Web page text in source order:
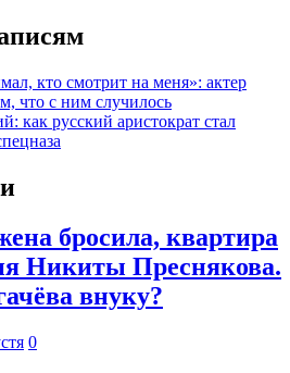
кто смотрит на меня»: актер
что с ним случилось
как русский аристократ стал
бросила, квартира
Никиты Преснякова.
внуку?
0